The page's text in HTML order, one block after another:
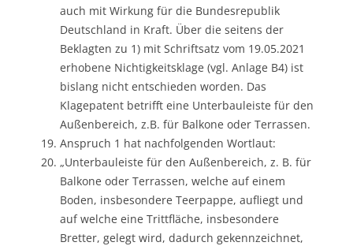
auch mit Wirkung für die Bundesrepublik
Deutschland in Kraft. Über die seitens der
Beklagten zu 1) mit Schriftsatz vom 19.05.2021
erhobene Nichtigkeitsklage (vgl. Anlage B4) ist
bislang nicht entschieden worden. Das
Klagepatent betrifft eine Unterbauleiste für den
Außenbereich, z.B. für Balkone oder Terrassen.
Anspruch 1 hat nachfolgenden Wortlaut:
„Unterbauleiste für den Außenbereich, z. B. für
Balkone oder Terrassen, welche auf einem
Boden, insbesondere Teerpappe, aufliegt und
auf welche eine Trittfläche, insbesondere
Bretter, gelegt wird, dadurch gekennzeichnet,